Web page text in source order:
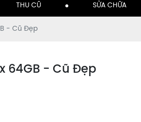
THU CŨ SỬA CHỮA
- Cũ Đẹp
64GB - Cũ Đẹp